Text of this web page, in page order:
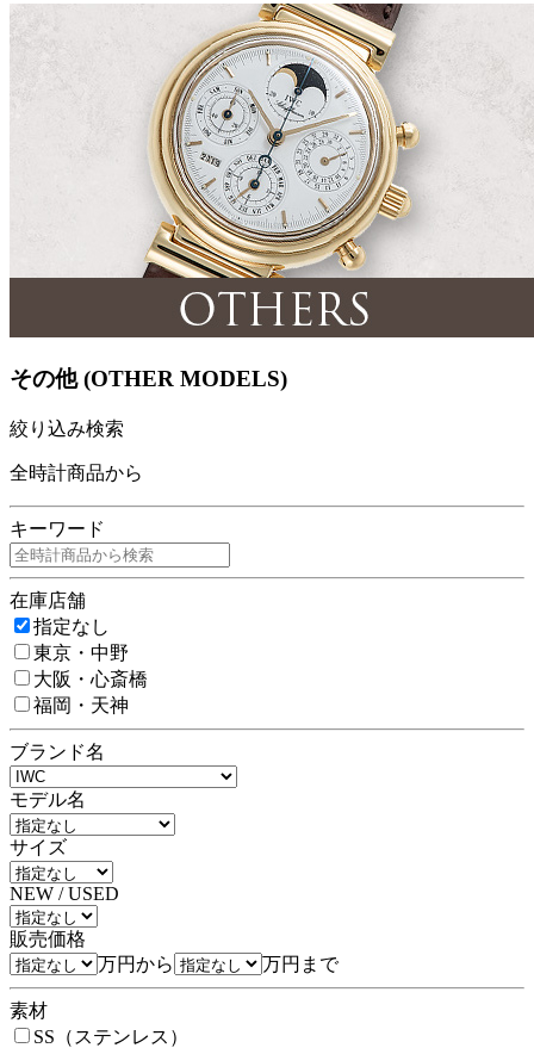
その他 (OTHER MODELS)
絞り込み検索
全時計商品から
キーワード
在庫店舗
指定なし
東京・中野
大阪・心斎橋
福岡・天神
ブランド名
モデル名
サイズ
NEW / USED
販売価格
万円から
万円まで
素材
SS（ステンレス）